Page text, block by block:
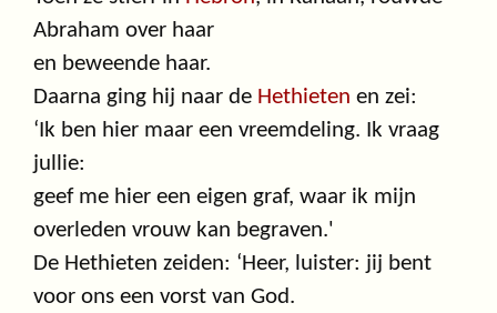
Abraham over haar
en beweende haar.
Daarna ging hij naar de Hethieten en zei:
‘Ik ben hier maar een vreemdeling. Ik vraag
jullie:
geef me hier een eigen graf, waar ik mijn
overleden vrouw kan begraven.'
De Hethieten zeiden: ‘Heer, luister: jij bent
voor ons een vorst van God.